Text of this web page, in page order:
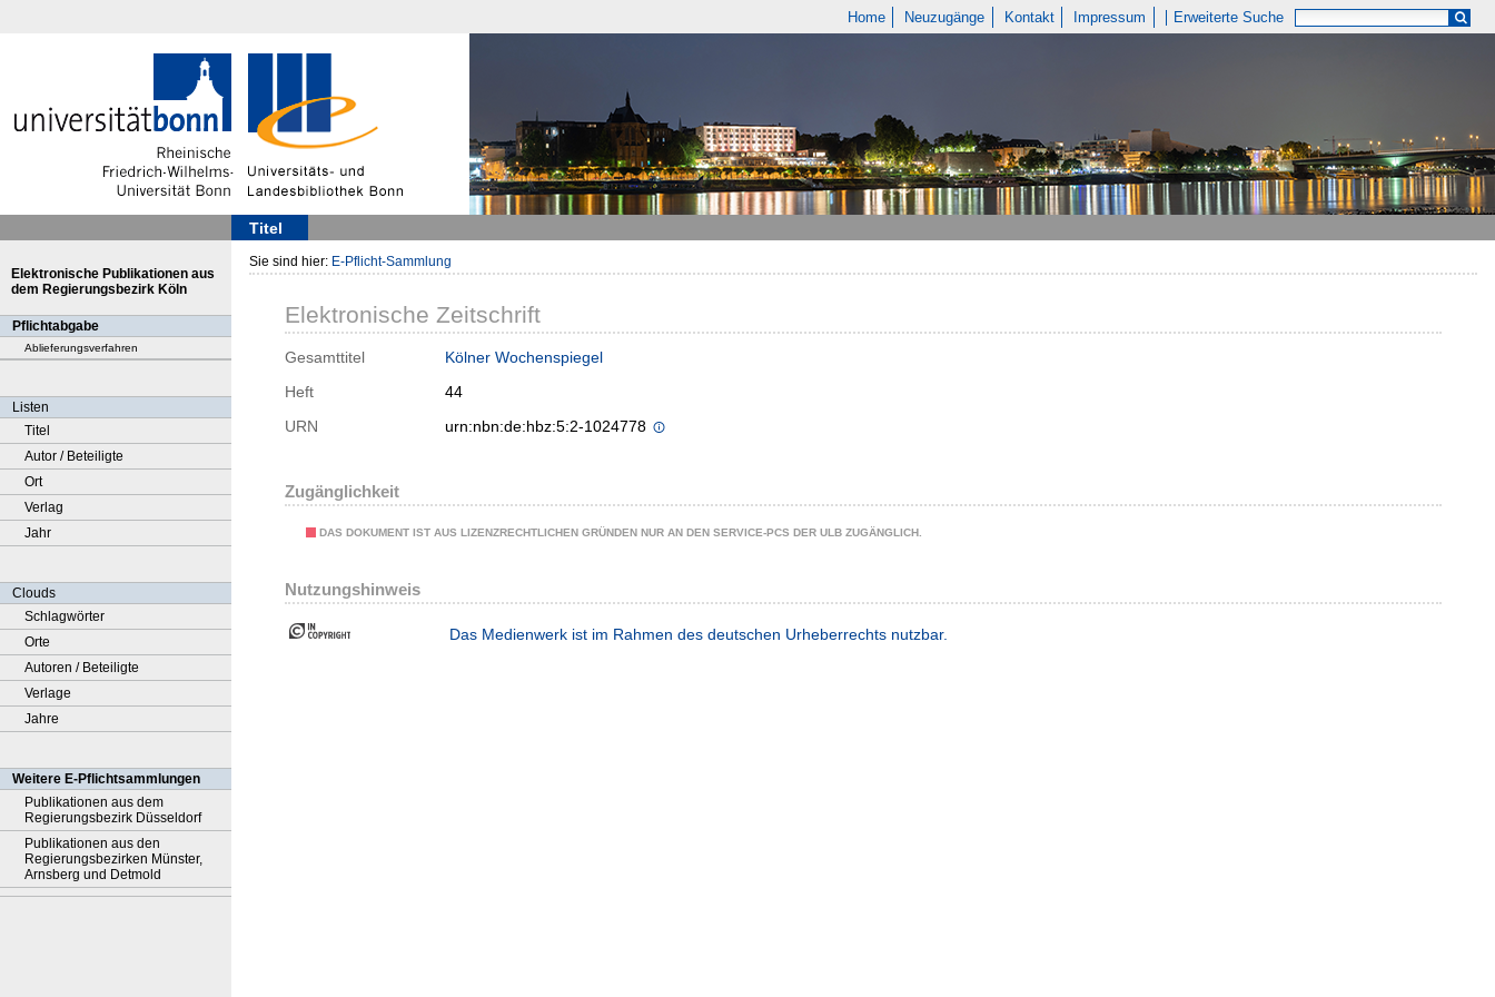
Home Neuzugänge Kontakt Impressum Erweiterte Suche
Titel
Elektronische Publikationen aus
dem Regierungsbezirk Köln
Pflichtabgabe
Ablieferungsverfahren
Listen
Titel
Autor / Beteiligte
Ort
Verlag
Jahr
Clouds
Schlagwörter
Orte
Autoren / Beteiligte
Verlage
Jahre
Weitere E-Pflichtsammlungen
Publikationen aus dem
Regierungsbezirk Düsseldorf
Publikationen aus den
Regierungsbezirken Münster,
Arnsberg und Detmold
Sie sind hier: E-Pflicht-Sammlung
Elektronische Zeitschrift
Gesamttitel
Kölner Wochenspiegel
Heft
44
URN
urn:nbn:de:hbz:5:2-1024778
Zugänglichkeit
DAS DOKUMENT IST AUS LIZENZRECHTLICHEN GRÜNDEN NUR AN DEN SERVICE-PCS DER ULB ZUGÄNGLICH.
Nutzungshinweis
Das Medienwerk ist im Rahmen des deutschen Urheberrechts nutzbar.